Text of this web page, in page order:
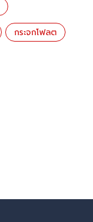
กระจกโฟลต